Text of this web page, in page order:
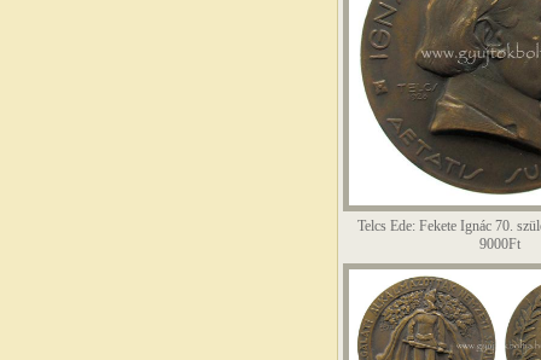
Telcs Ede: Fekete Ignác 70.
9000Ft